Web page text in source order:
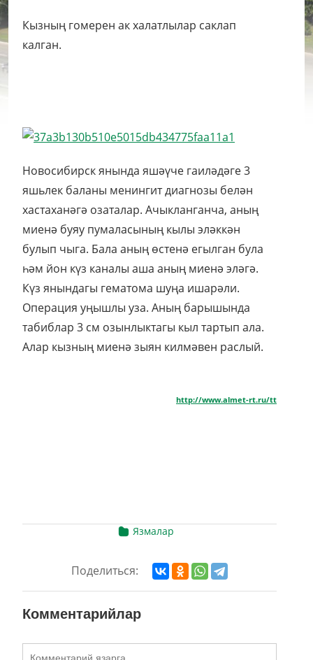
Кызның гомерен ак халатлылар саклап
калган.
Новосибирск янында яшәүче гаиләдәге 3
яшьлек баланы менингит диагнозы белән
хастаханәгә озаталар. Ачыкланганча, аның
миенә буяу пумаласының кылы эләккән
булып чыга. Бала аның өстенә егылган була
һәм йон күз каналы аша аның миенә эләгә.
Күз янындагы гематома шуңа ишарәли.
Операция уңышлы уза. Аның барышында
табиблар 3 см озынлыктагы кыл тартып ала.
Алар кызның миенә зыян килмәвен раслый.
http://www.almet-rt.ru/tt
Язмалар
Поделиться:
Комментарийлар